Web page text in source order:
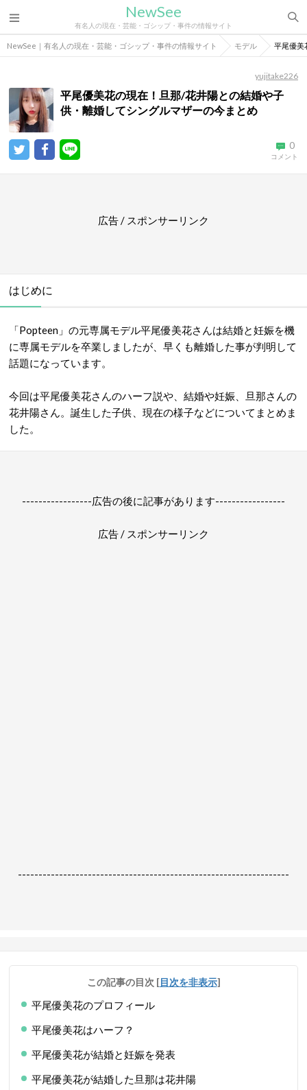
NewSee
有名人の現在・芸能・ゴシップ・事件の情報サイト
NewSee｜有名人の現在・芸能・ゴシップ・事件の情報サイト モデル 平尾優美
yujitake226
平尾優美花の現在！旦那/花井陽との結婚や子
供・離婚してシングルマザーの今まとめ
0
コメント
広告 / スポンサーリンク
はじめに
「Popteen」の元専属モデル平尾優美花さんは結婚と妊娠を機
に専属モデルを卒業しましたが、早くも離婚した事が判明して
話題になっています。
今回は平尾優美花さんのハーフ説や、結婚や妊娠、旦那さんの
花井陽さん。誕生した子供、現在の様子などについてまとめま
した。
-----------------広告の後に記事があります-----------------
広告 / スポンサーリンク
------------------------------------------------------------------
この記事の目次 [目次を非表示]
平尾優美花のプロフィール
平尾優美花はハーフ？
平尾優美花が結婚と妊娠を発表
平尾優美花が結婚した旦那は花井陽